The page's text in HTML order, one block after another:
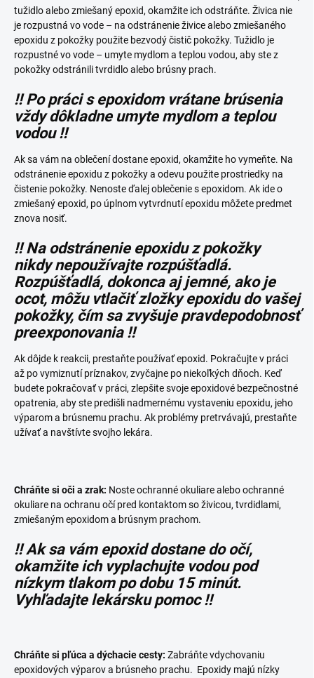
tužidlo alebo zmiešaný epoxid, okamžite ich odstráňte. Živica nie
je rozpustná vo vode – na odstránenie živice alebo zmiešaného
epoxidu z pokožky použite bezvodý čistič pokožky. Tužidlo je
rozpustné vo vode – umyte mydlom a teplou vodou, aby ste z
pokožky odstránili tvrdidlo alebo brúsny prach.
!! Po práci s epoxidom vrátane brúsenia
vždy dôkladne umyte mydlom a teplou
vodou !!
Ak sa vám na oblečení dostane epoxid, okamžite ho vymeňte. Na
odstránenie epoxidu z pokožky a odevu použite prostriedky na
čistenie pokožky. Nenoste ďalej oblečenie s epoxidom. Ak ide o
zmiešaný epoxid, po úplnom vytvrdnutí epoxidu môžete predmet
znova nosiť.
!! Na odstránenie epoxidu z pokožky
nikdy nepoužívajte rozpúšťadlá.
Rozpúšťadlá, dokonca aj jemné, ako je
ocot, môžu vtlačiť zložky epoxidu do vašej
pokožky, čím sa zvyšuje pravdepodobnosť
preexponovania !!
Ak dôjde k reakcii, prestaňte používať epoxid. Pokračujte v práci
až po vymiznutí príznakov, zvyčajne po niekoľkých dňoch. Keď
budete pokračovať v práci, zlepšite svoje epoxidové bezpečnostné
opatrenia, aby ste predišli nadmernému vystaveniu epoxidu, jeho
výparom a brúsnemu prachu. Ak problémy pretrvávajú, prestaňte
užívať a navštívte svojho lekára.
Chráňte si oči a zrak: Noste ochranné okuliare alebo ochranné
okuliare na ochranu očí pred kontaktom so živicou, tvrdidlami,
zmiešaným epoxidom a brúsnym prachom.
!! Ak sa vám epoxid dostane do očí,
okamžite ich vyplachujte vodou pod
nízkym tlakom po dobu 15 minút.
Vyhľadajte lekársku pomoc !!
Chráňte si pľúca a dýchacie cesty: Zabráňte vdychovaniu
epoxidových výparov a brúsneho prachu. Epoxidy majú nízky